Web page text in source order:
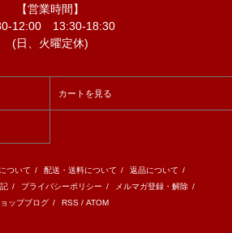
【営業時間】
12:00 13:30-18:30
(日、火曜定休)
カートを見る
ついて / 配送・送料について / 返品について /
/ プライバシーポリシー / メルマガ登録・解除 /
ップブログ / RSS / ATOM